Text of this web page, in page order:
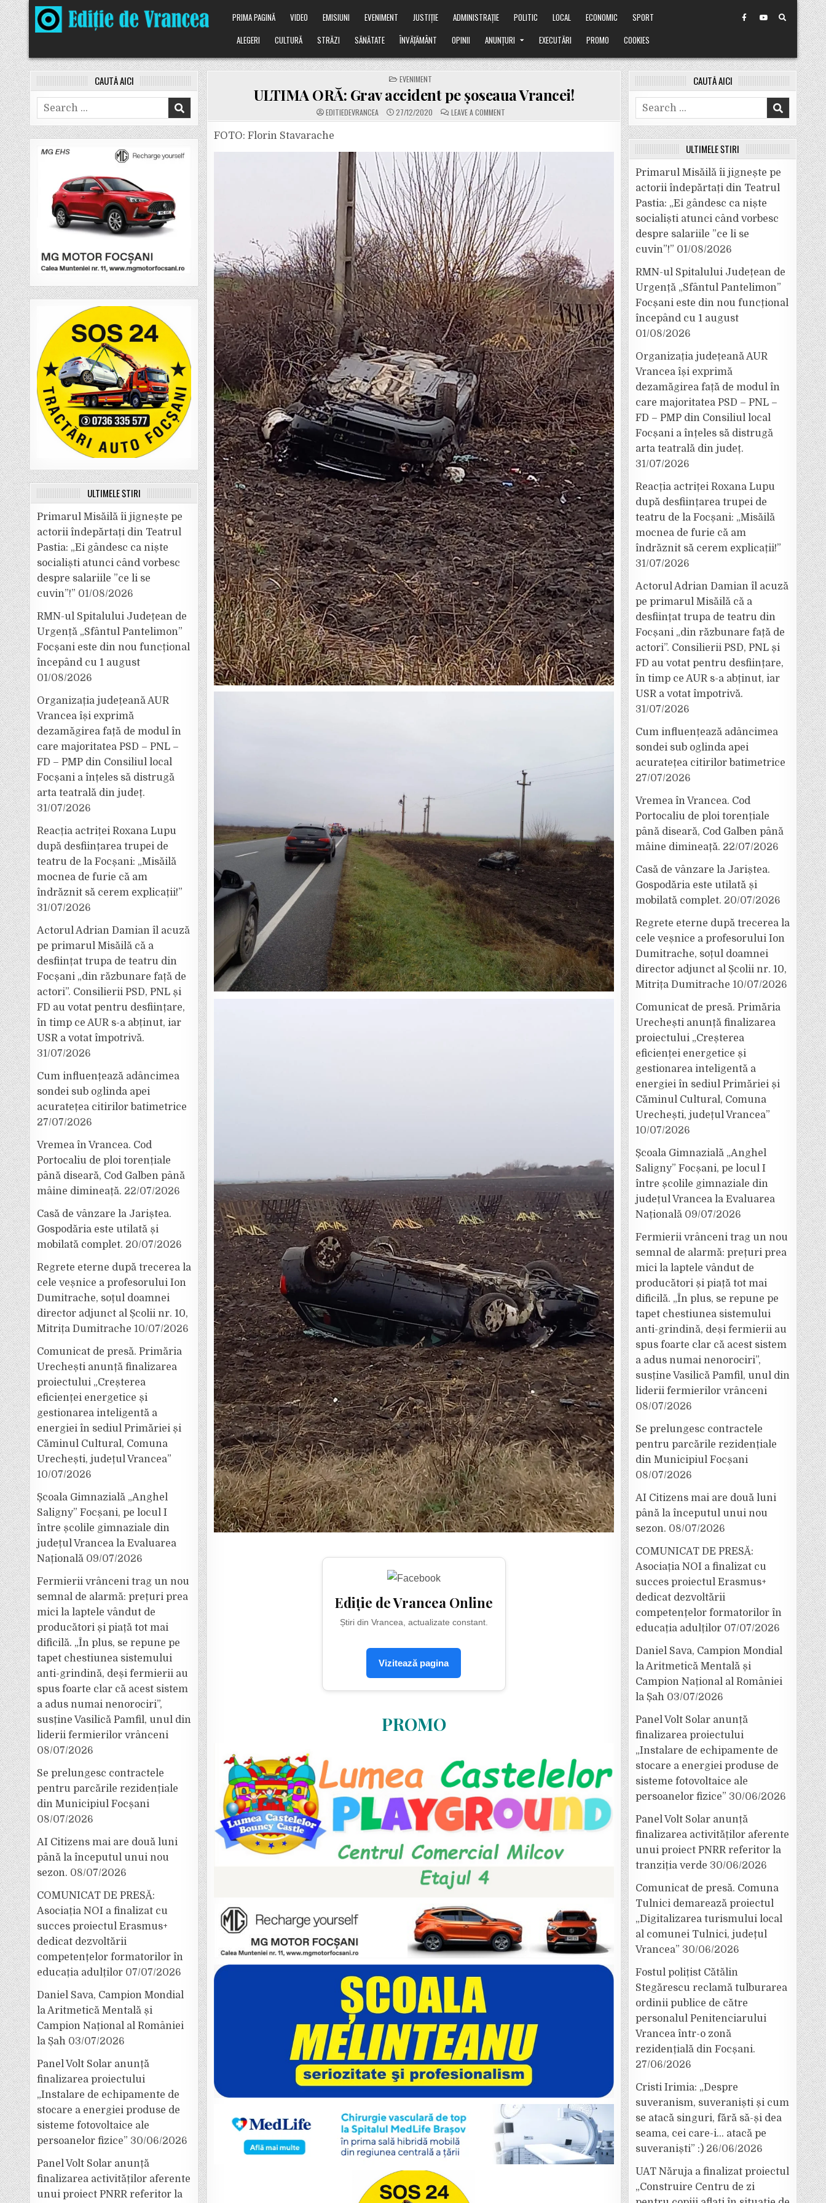
Skip
to
content
PRIMA PAGINĂ VIDEO EMISIUNI EVENIMENT JUSTIȚIE ADMINISTRAȚIE POLITIC LOCAL ECONOMIC
SPORT
ALEGERI
CULTURĂ STRĂZI SĂNĂTATE ÎNVĂȚĂMÂNT OPINII ANUNȚURI EXECUTĂRI PROMO COOKIES
POSTED
IN
EVENIMENT
ULTIMA ORĂ: Grav accident pe șoseaua Vrancei!
EDITIEDEVRANCEA 27/12/2020 LEAVE A COMMENTON
ULTIMA
ȘOSEAUA
VRANCEI!
FOTO: Florin Stavarache
Ediție de Vrancea Online
Știri din Vrancea, actualizate constant.
Vizitează pagina
PROMO
CAUTĂ AICI
Search
for:
ULTIMELE ȘTIRI
Primarul Misăilă îi jignește pe
actorii îndepărtați din Teatrul
Pastia: „Ei gândesc ca niște
socialiști atunci când vorbesc
despre salariile ”ce li se
cuvin”!” 01/08/2026
RMN-ul Spitalului Județean de
Urgență „Sfântul Pantelimon”
Focșani este din nou funcțional
începând cu 1 august
01/08/2026
Organizația județeană AUR
Vrancea își exprimă
dezamăgirea față de modul în
care majoritatea PSD – PNL –
FD – PMP din Consiliul local
Focșani a înțeles să distrugă
arta teatrală din județ.
31/07/2026
Reacția actriței Roxana Lupu
după desființarea trupei de
teatru de la Focșani: „Misăilă
mocnea de furie că am
îndrăznit să cerem explicații!”
31/07/2026
Actorul Adrian Damian îl acuză
pe primarul Misăilă că a
desființat trupa de teatru din
Focșani „din răzbunare față de
actori”. Consilierii PSD, PNL și
FD au votat pentru desființare,
în timp ce AUR s-a abținut, iar
USR a votat împotrivă.
31/07/2026
Cum influențează adâncimea
sondei sub oglinda apei
acuratețea citirilor batimetrice
27/07/2026
Vremea în Vrancea. Cod
Portocaliu de ploi torențiale
până diseară, Cod Galben până
mâine dimineață. 22/07/2026
Casă de vânzare la Jariștea.
Gospodăria este utilată și
mobilată complet. 20/07/2026
Regrete eterne după trecerea la
cele veșnice a profesorului Ion
Dumitrache, soțul doamnei
director adjunct al Școlii nr. 10,
Mitrița Dumitrache 10/07/2026
Comunicat de presă. Primăria
Urechești anunță finalizarea
proiectului „Creșterea
eficienței energetice și
gestionarea inteligentă a
energiei în sediul Primăriei și
Căminul Cultural, Comuna
Urechești, județul Vrancea”
10/07/2026
Școala Gimnazială „Anghel
Saligny” Focșani, pe locul I
între școlile gimnaziale din
județul Vrancea la Evaluarea
Națională 09/07/2026
Fermierii vrânceni trag un nou
semnal de alarmă: prețuri prea
mici la laptele vândut de
producători și piață tot mai
dificilă. „În plus, se repune pe
tapet chestiunea sistemului
anti-grindină, deși fermierii au
spus foarte clar că acest sistem
a adus numai nenorociri”,
susține Vasilică Pamfil, unul din
liderii fermierilor vrânceni
08/07/2026
Se prelungesc contractele
pentru parcările rezidențiale
din Municipiul Focșani
08/07/2026
AI Citizens mai are două luni
până la începutul unui nou
sezon. 08/07/2026
COMUNICAT DE PRESĂ:
Asociația NOI a finalizat cu
succes proiectul Erasmus+
dedicat dezvoltării
competențelor formatorilor în
educația adulților 07/07/2026
Daniel Sava, Campion Mondial
la Aritmetică Mentală și
Campion Național al României
la Șah 03/07/2026
Panel Volt Solar anunță
finalizarea proiectului
„Instalare de echipamente de
stocare a energiei produse de
sisteme fotovoltaice ale
persoanelor fizice” 30/06/2026
Panel Volt Solar anunță
finalizarea activităților aferente
unui proiect PNRR referitor la
CAUTĂ AICI
Search
for:
ULTIMELE ȘTIRI
Primarul Misăilă îi jignește pe
actorii îndepărtați din Teatrul
Pastia: „Ei gândesc ca niște
socialiști atunci când vorbesc
despre salariile ”ce li se
cuvin”!” 01/08/2026
RMN-ul Spitalului Județean de
Urgență „Sfântul Pantelimon”
Focșani este din nou funcțional
începând cu 1 august
01/08/2026
Organizația județeană AUR
Vrancea își exprimă
dezamăgirea față de modul în
care majoritatea PSD – PNL –
FD – PMP din Consiliul local
Focșani a înțeles să distrugă
arta teatrală din județ.
31/07/2026
Reacția actriței Roxana Lupu
după desființarea trupei de
teatru de la Focșani: „Misăilă
mocnea de furie că am
îndrăznit să cerem explicații!”
31/07/2026
Actorul Adrian Damian îl acuză
pe primarul Misăilă că a
desființat trupa de teatru din
Focșani „din răzbunare față de
actori”. Consilierii PSD, PNL și
FD au votat pentru desființare,
în timp ce AUR s-a abținut, iar
USR a votat împotrivă.
31/07/2026
Cum influențează adâncimea
sondei sub oglinda apei
acuratețea citirilor batimetrice
27/07/2026
Vremea în Vrancea. Cod
Portocaliu de ploi torențiale
până diseară, Cod Galben până
mâine dimineață. 22/07/2026
Casă de vânzare la Jariștea.
Gospodăria este utilată și
mobilată complet. 20/07/2026
Regrete eterne după trecerea la
cele veșnice a profesorului Ion
Dumitrache, soțul doamnei
director adjunct al Școlii nr. 10,
Mitrița Dumitrache 10/07/2026
Comunicat de presă. Primăria
Urechești anunță finalizarea
proiectului „Creșterea
eficienței energetice și
gestionarea inteligentă a
energiei în sediul Primăriei și
Căminul Cultural, Comuna
Urechești, județul Vrancea”
10/07/2026
Școala Gimnazială „Anghel
Saligny” Focșani, pe locul I
între școlile gimnaziale din
județul Vrancea la Evaluarea
Națională 09/07/2026
Fermierii vrânceni trag un nou
semnal de alarmă: prețuri prea
mici la laptele vândut de
producători și piață tot mai
dificilă. „În plus, se repune pe
tapet chestiunea sistemului
anti-grindină, deși fermierii au
spus foarte clar că acest sistem
a adus numai nenorociri”,
susține Vasilică Pamfil, unul din
liderii fermierilor vrânceni
08/07/2026
Se prelungesc contractele
pentru parcările rezidențiale
din Municipiul Focșani
08/07/2026
AI Citizens mai are două luni
până la începutul unui nou
sezon. 08/07/2026
COMUNICAT DE PRESĂ:
Asociația NOI a finalizat cu
succes proiectul Erasmus+
dedicat dezvoltării
competențelor formatorilor în
educația adulților 07/07/2026
Daniel Sava, Campion Mondial
la Aritmetică Mentală și
Campion Național al României
la Șah 03/07/2026
Panel Volt Solar anunță
finalizarea proiectului
„Instalare de echipamente de
stocare a energiei produse de
sisteme fotovoltaice ale
persoanelor fizice” 30/06/2026
Panel Volt Solar anunță
finalizarea activităților aferente
unui proiect PNRR referitor la
tranziția verde 30/06/2026
Comunicat de presă. Comuna
Tulnici demarează proiectul
„Digitalizarea turismului local
al comunei Tulnici, județul
Vrancea” 30/06/2026
Fostul polițist Cătălin
Stegărescu reclamă tulburarea
ordinii publice de către
personalul Penitenciarului
Vrancea într-o zonă
rezidențială din Focșani.
27/06/2026
Cristi Irimia: „Despre
suveranism, suveraniști și cum
se atacă singuri, fără să-și dea
seama, cei care-i… atacă pe
suveraniști” :) 26/06/2026
UAT Năruja a finalizat proiectul
„Construire Centru de zi